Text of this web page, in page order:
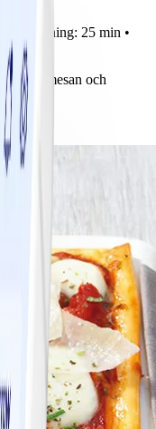
Tillagning: 25 min •
parmesan och